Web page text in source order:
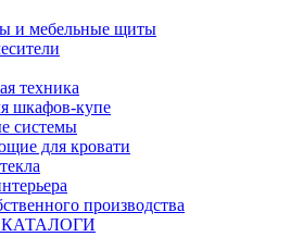
и мебельные щиты
техника
шкафов-купе
системы
для кровати
производства